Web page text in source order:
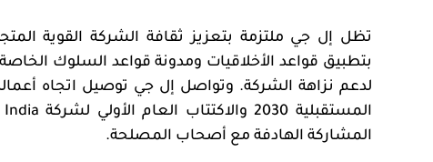
تظل إل جي ملتزمة بتعزيز ثقافة الشركة القوية
بتطبيق قواعد الأخلاقيات ومدونة قواعد السلوك
لدعم نزاهة الشركة. وتواصل إل جي توصيل اتجاه
المستقبلية 2030 والاكتتاب العام الأولي لشركة
India
المشاركة الهادفة مع أصحاب المصلحة.